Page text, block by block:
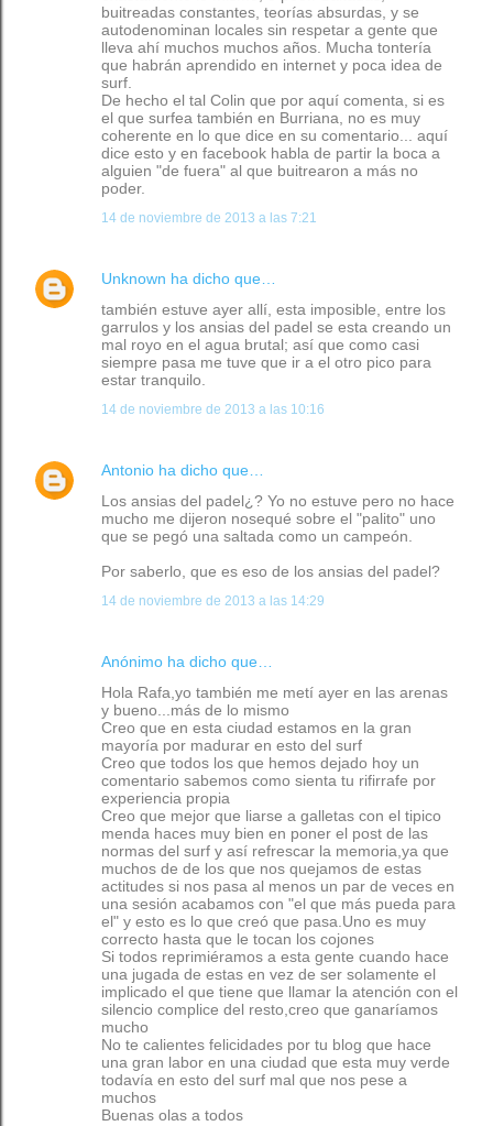
buitreadas constantes, teorías absurdas, y se
autodenominan locales sin respetar a gente que
lleva ahí muchos muchos años. Mucha tontería
que habrán aprendido en internet y poca idea de
surf.
De hecho el tal Colin que por aquí comenta, si es
el que surfea también en Burriana, no es muy
coherente en lo que dice en su comentario... aquí
dice esto y en facebook habla de partir la boca a
alguien "de fuera" al que buitrearon a más no
poder.
14 de noviembre de 2013 a las 7:21
Unknown ha dicho que…
también estuve ayer allí, esta imposible, entre los
garrulos y los ansias del padel se esta creando un
mal royo en el agua brutal; así que como casi
siempre pasa me tuve que ir a el otro pico para
estar tranquilo.
14 de noviembre de 2013 a las 10:16
Antonio ha dicho que…
Los ansias del padel¿? Yo no estuve pero no hace
mucho me dijeron nosequé sobre el "palito" uno
que se pegó una saltada como un campeón.
Por saberlo, que es eso de los ansias del padel?
14 de noviembre de 2013 a las 14:29
Anónimo ha dicho que…
Hola Rafa,yo también me metí ayer en las arenas
y bueno...más de lo mismo
Creo que en esta ciudad estamos en la gran
mayoría por madurar en esto del surf
Creo que todos los que hemos dejado hoy un
comentario sabemos como sienta tu rifirrafe por
experiencia propia
Creo que mejor que liarse a galletas con el tipico
menda haces muy bien en poner el post de las
normas del surf y así refrescar la memoria,ya que
muchos de de los que nos quejamos de estas
actitudes si nos pasa al menos un par de veces en
una sesión acabamos con "el que más pueda para
el" y esto es lo que creó que pasa.Uno es muy
correcto hasta que le tocan los cojones
Si todos reprimiéramos a esta gente cuando hace
una jugada de estas en vez de ser solamente el
implicado el que tiene que llamar la atención con el
silencio complice del resto,creo que ganaríamos
mucho
No te calientes felicidades por tu blog que hace
una gran labor en una ciudad que esta muy verde
todavía en esto del surf mal que nos pese a
muchos
Buenas olas a todos